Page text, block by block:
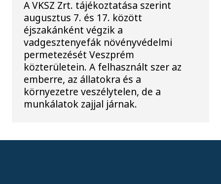
A VKSZ Zrt. tájékoztatása szerint
augusztus 7. és 17. között
éjszakánként végzik a
vadgesztenyefák növényvédelmi
permetezését Veszprém
közterületein. A felhasznált szer az
emberre, az állatokra és a
környezetre veszélytelen, de a
munkálatok zajjal járnak.